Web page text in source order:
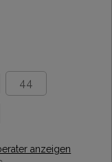
44
anzeigen